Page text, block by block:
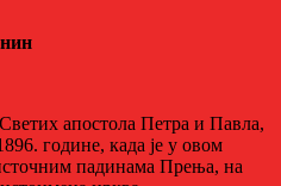
апостола Петра и Павла,
године, када је у овом
падинама Прења, на